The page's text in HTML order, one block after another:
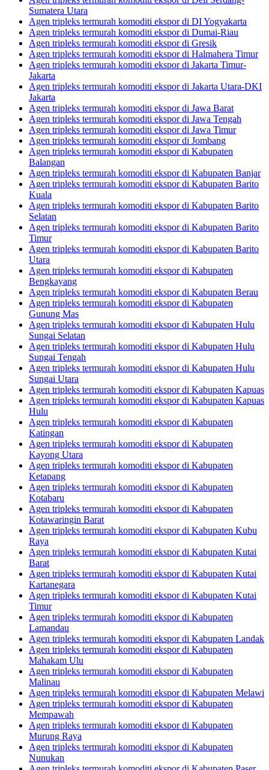
Sumatera Utara
Agen tripleks termurah komoditi ekspor di DI Yogyakarta
Agen tripleks termurah komoditi ekspor di Dumai-Riau
Agen tripleks termurah komoditi ekspor di Gresik
Agen tripleks termurah komoditi ekspor di Halmahera Timur
Agen tripleks termurah komoditi ekspor di Jakarta Timur-
Jakarta
Agen tripleks termurah komoditi ekspor di Jakarta Utara-DKI
Jakarta
Agen tripleks termurah komoditi ekspor di Jawa Barat
Agen tripleks termurah komoditi ekspor di Jawa Tengah
Agen tripleks termurah komoditi ekspor di Jawa Timur
Agen tripleks termurah komoditi ekspor di Jombang
Agen tripleks termurah komoditi ekspor di Kabupaten
Balangan
Agen tripleks termurah komoditi ekspor di Kabupaten Banjar
Agen tripleks termurah komoditi ekspor di Kabupaten Barito
Kuala
Agen tripleks termurah komoditi ekspor di Kabupaten Barito
Selatan
Agen tripleks termurah komoditi ekspor di Kabupaten Barito
Timur
Agen tripleks termurah komoditi ekspor di Kabupaten Barito
Utara
Agen tripleks termurah komoditi ekspor di Kabupaten
Bengkayang
Agen tripleks termurah komoditi ekspor di Kabupaten Berau
Agen tripleks termurah komoditi ekspor di Kabupaten
Gunung Mas
Agen tripleks termurah komoditi ekspor di Kabupaten Hulu
Sungai Selatan
Agen tripleks termurah komoditi ekspor di Kabupaten Hulu
Sungai Tengah
Agen tripleks termurah komoditi ekspor di Kabupaten Hulu
Sungai Utara
Agen tripleks termurah komoditi ekspor di Kabupaten Kapuas
Agen tripleks termurah komoditi ekspor di Kabupaten Kapuas
Hulu
Agen tripleks termurah komoditi ekspor di Kabupaten
Katingan
Agen tripleks termurah komoditi ekspor di Kabupaten
Kayong Utara
Agen tripleks termurah komoditi ekspor di Kabupaten
Ketapang
Agen tripleks termurah komoditi ekspor di Kabupaten
Kotabaru
Agen tripleks termurah komoditi ekspor di Kabupaten
Kotawaringin Barat
Agen tripleks termurah komoditi ekspor di Kabupaten Kubu
Raya
Agen tripleks termurah komoditi ekspor di Kabupaten Kutai
Barat
Agen tripleks termurah komoditi ekspor di Kabupaten Kutai
Kartanegara
Agen tripleks termurah komoditi ekspor di Kabupaten Kutai
Timur
Agen tripleks termurah komoditi ekspor di Kabupaten
Lamandau
Agen tripleks termurah komoditi ekspor di Kabupaten Landak
Agen tripleks termurah komoditi ekspor di Kabupaten
Mahakam Ulu
Agen tripleks termurah komoditi ekspor di Kabupaten
Malinau
Agen tripleks termurah komoditi ekspor di Kabupaten Melawi
Agen tripleks termurah komoditi ekspor di Kabupaten
Mempawah
Agen tripleks termurah komoditi ekspor di Kabupaten
Murung Raya
Agen tripleks termurah komoditi ekspor di Kabupaten
Nunukan